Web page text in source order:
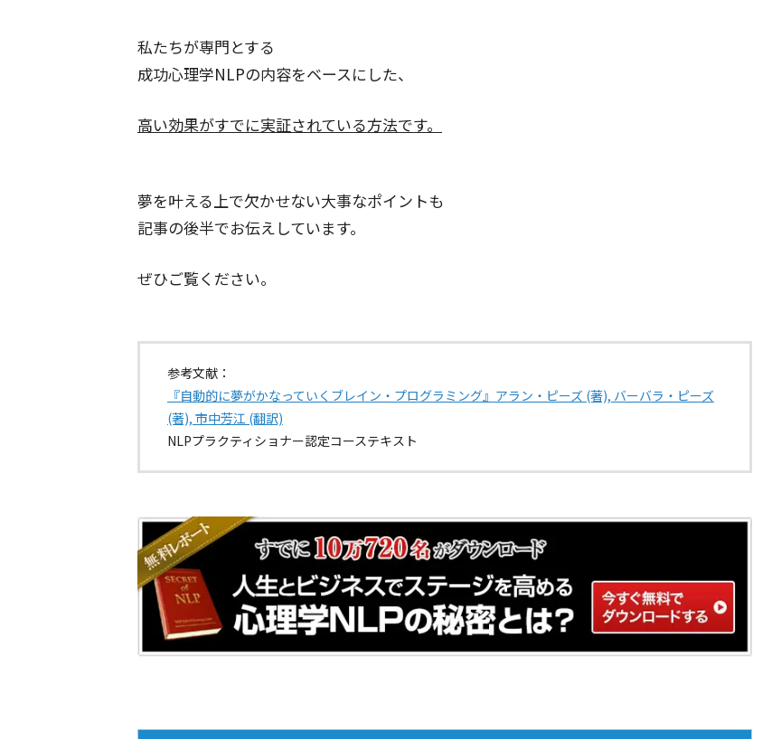
私たちが専門とする
成功心理学NLPの内容をベースにした、
高い効果がすでに実証されている方法です。
夢を叶える上で欠かせない大事なポイントも
記事の後半でお伝えしています。
ぜひご覧ください。
参考文献：
『自動的に夢がかなっていくブレイン・プログラミング』アラン・ピーズ (著), バーバラ・ピーズ
(著), 市中芳江 (翻訳)
NLPプラクティショナー認定コーステキスト